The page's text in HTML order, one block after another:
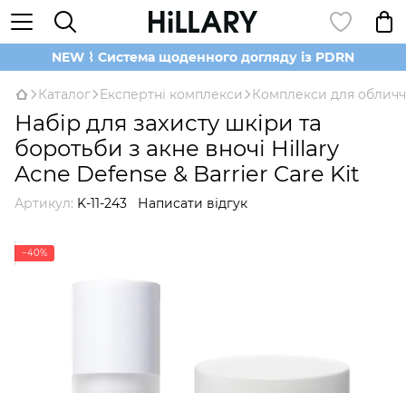
NEW ⌇ Система щоденного догляду із PDRN
Каталог Експертні комплекси Комплекси для
Набір для захисту шкіри та
боротьби з акне вночі Hillary
Acne Defense & Barrier Care Kit
Артикул: K-11-243 Написати відгук
−40%